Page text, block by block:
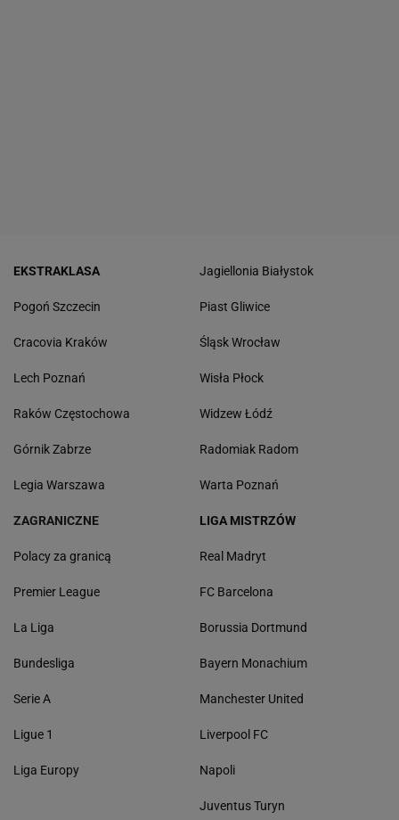
EKSTRAKLASA
Pogoń Szczecin
Cracovia Kraków
Lech Poznań
Raków Częstochowa
Górnik Zabrze
Legia Warszawa
Jagiellonia Białystok
Piast Gliwice
Śląsk Wrocław
Wisła Płock
Widzew Łódź
Radomiak Radom
Warta Poznań
ZAGRANICZNE
Polacy za granicą
Premier League
La Liga
Bundesliga
Serie A
Ligue 1
Liga Europy
LIGA MISTRZÓW
Real Madryt
FC Barcelona
Borussia Dortmund
Bayern Monachium
Manchester United
Liverpool FC
Napoli
Juventus Turyn